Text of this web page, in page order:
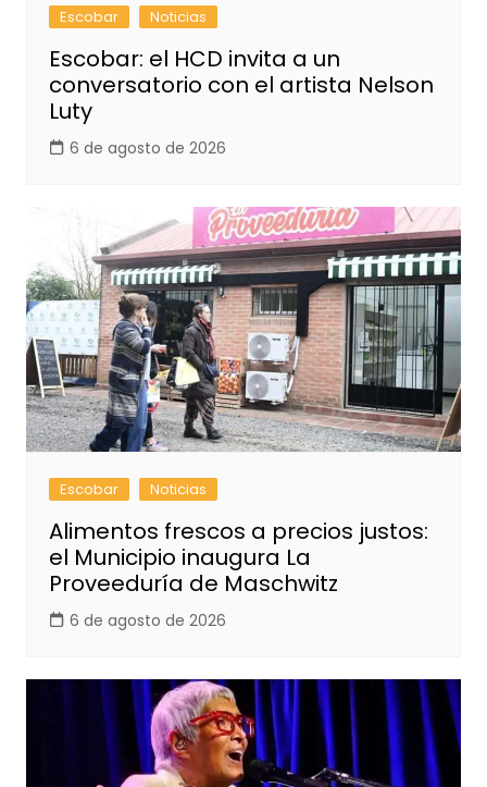
Escobar Noticias
Escobar: el HCD invita a un
conversatorio con el artista Nelson
Luty
6 de agosto de 2026
Escobar Noticias
Alimentos frescos a precios justos:
el Municipio inaugura La
Proveeduría de Maschwitz
6 de agosto de 2026